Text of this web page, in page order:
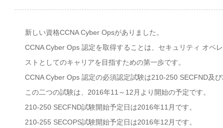
新しい資格CCNA Cyber Opsがありました。
CCNA Cyber Ops 認定を取得することは、セキュリティ オペ
ストとしてのキャリアを目指すための第一歩です。
CCNA Cyber Ops 認定の必須認定試験は210-250 SECFND及
この二つの試験は、2016年11～12月より開始の予定です。
210-250 SECFND試験開始予定日は2016年11月です。
210-255 SECOPS試験開始予定日は2016年12月です。